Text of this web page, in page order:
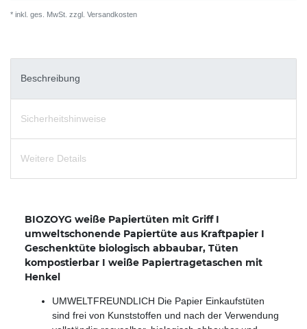
* inkl. ges. MwSt. zzgl. Versandkosten
Beschreibung
Sicherheitshinweise
Weitere Details
BIOZOYG weiße Papiertüten mit Griff I
umweltschonende Papiertüte aus Kraftpapier I
Geschenktüte biologisch abbaubar, Tüten
kompostierbar I weiße Papiertragetaschen mit
Henkel
UMWELTFREUNDLICH Die Papier Einkaufstüten
sind frei von Kunststoffen und nach der Verwendung